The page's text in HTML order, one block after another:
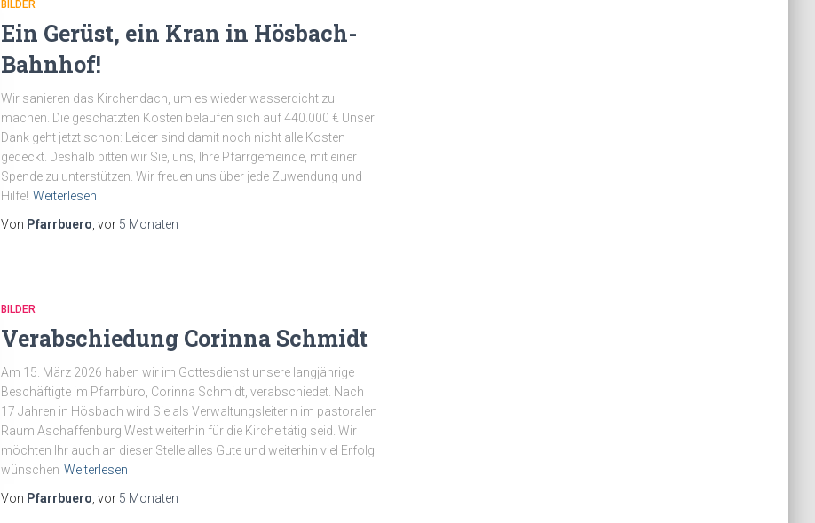
BILDER
Ein Gerüst, ein Kran in Hösbach-
Bahnhof!
Wir sanieren das Kirchendach, um es wieder wasserdicht zu
machen. Die geschätzten Kosten belaufen sich auf 440.000 € Unser
Dank geht jetzt schon: Leider sind damit noch nicht alle Kosten
gedeckt. Deshalb bitten wir Sie, uns, Ihre Pfarrgemeinde, mit einer
Spende zu unterstützen. Wir freuen uns über jede Zuwendung und
Hilfe! Weiterlesen
Von Pfarrbuero , vor 5 Monaten
BILDER
Verabschiedung Corinna Schmidt
Am 15. März 2026 haben wir im Gottesdienst unsere langjährige
Beschäftigte im Pfarrbüro, Corinna Schmidt, verabschiedet. Nach
17 Jahren in Hösbach wird Sie als Verwaltungsleiterin im pastoralen
Raum Aschaffenburg West weiterhin für die Kirche tätig seid. Wir
möchten Ihr auch an dieser Stelle alles Gute und weiterhin viel Erfolg
wünschen Weiterlesen
Von Pfarrbuero , vor 5 Monaten